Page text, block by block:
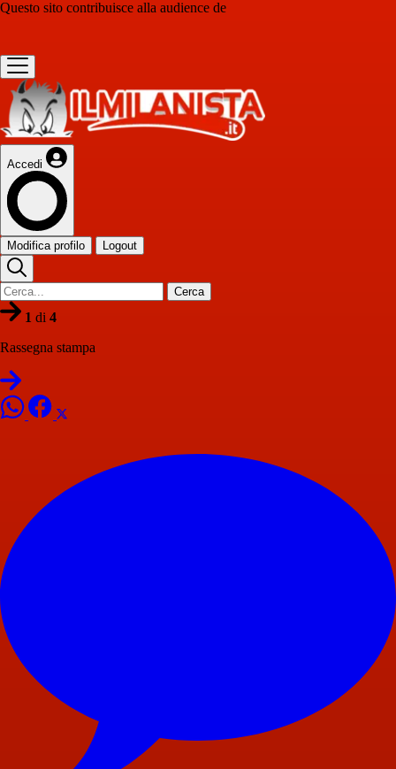
Questo sito contribuisce alla audience de
Accedi
Modifica profilo Logout
Cerca
1 di 4
Rassegna stampa